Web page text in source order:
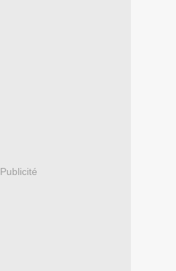
Publicité